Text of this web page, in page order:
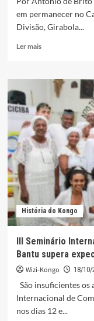
em permanecer no
Divisão, Girabola...
Ler maisLeia
Equipas
Uíge
no
sobe
e
desce
História do Kongo
III Seminário
Bantu supera
Wizi-Kongo 18/10/
São insuficientes
Internacional de
nos dias 12 e...